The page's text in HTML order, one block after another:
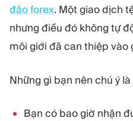
đảo forex. Một giao dịch
nhưng điều đó không tự
môi giới đã can thiệp vào
Những gì bạn nên chú ý
Bạn có bao giờ nhận